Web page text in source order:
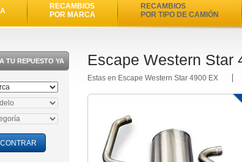
RECAMBIOS
POR MARCA
RECAMBIOS
POR TIPO DE CAMIÓN
TU REPUESTO YA Escape Western Star
Estas en Escape Western Star 4900 EX